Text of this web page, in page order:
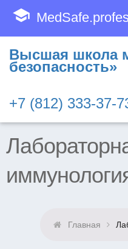
school
Высшая школа
безопасность»
+7 (812) 333-37-
Главная